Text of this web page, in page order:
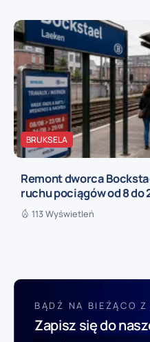
BRUKSELA
Remont dworca
ruchu pociągów od 8 do
113 Wyświetleń
BĄDŹ NA BIEŻĄCO
Zapisz się do